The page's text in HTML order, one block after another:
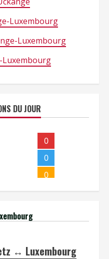
Luxembourg
Luxembourg
DU JOUR
↔ Luxembourg